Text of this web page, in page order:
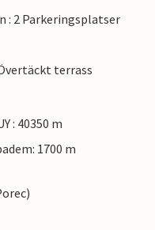
: 2 Parkeringsplatser
terrass
: 40350 m
1700 m